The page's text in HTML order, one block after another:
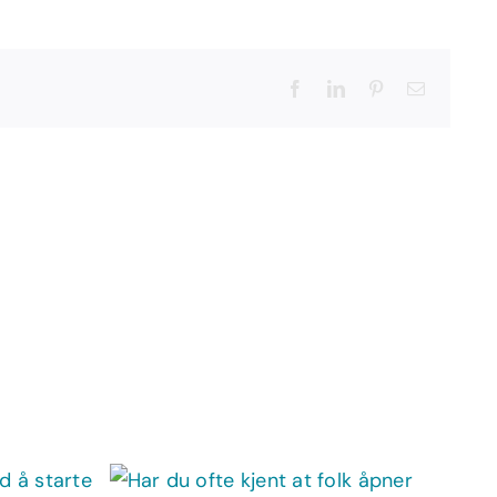
FacebookLinkedInPinterestEmail